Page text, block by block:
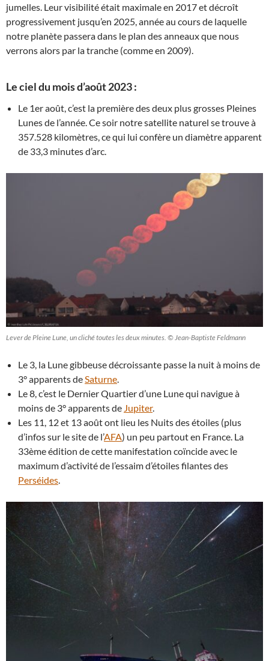
jumelles. Leur visibilité était maximale en 2017 et décroît
progressivement jusqu’en 2025, année au cours de laquelle
notre planète passera dans le plan des anneaux que nous
verrons alors par la tranche (comme en 2009).
Le ciel du mois d’août 2023 :
Le 1er août, c’est la première des deux plus grosses Pleines
Lunes de l’année. Ce soir notre satellite naturel se trouve à
357.528 kilomètres, ce qui lui confère un diamètre apparent
de 33,3 minutes d’arc.
Lever de Pleine Lune, un cliché toutes les deux minutes. © Jean-Baptiste Feldmann
Le 3, la Lune gibbeuse décroissante passe la nuit à moins de
3° apparents deSaturne.
Le 8, c’est le Dernier Quartier d’une Lune qui navigue à
moins de 3° apparents de Jupiter.
Les 11, 12 et 13 août ont lieu les Nuits des étoiles (plus
d’infos sur le site de l’AFA) un peu partout en France. La
33ème édition de cette manifestation coïncide avec le
maximum d’activité de l’essaim d’étoiles filantes des
Perséides.